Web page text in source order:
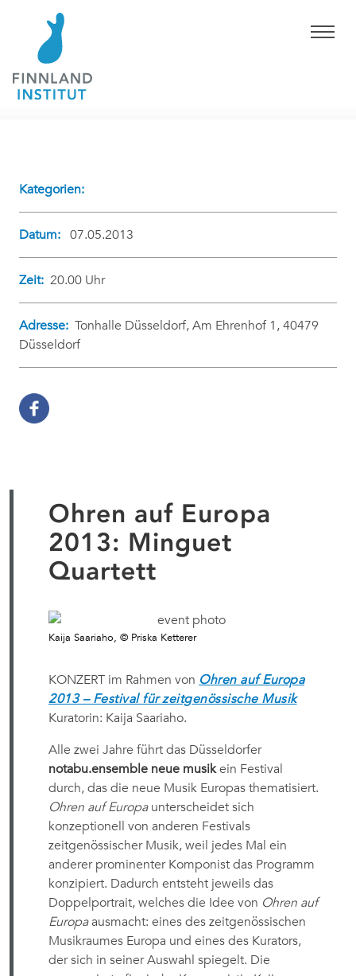
Kategorien:
Datum: 07.05.2013
Zeit: 20.00 Uhr
Adresse: Tonhalle Düsseldorf, Am Ehrenhof 1, 40479
Düsseldorf
Ohren auf Europa
2013: Minguet
Quartett
Kaija Saariaho, © Priska Ketterer
KONZERT im Rahmen von Ohren auf Europa
2013 – Festival für zeitgenössische Musik
Kuratorin: Kaija Saariaho.
Alle zwei Jahre führt das Düsseldorfer
notabu.ensemble neue musikein Festival
durch, das die neue Musik Europas thematisiert.
Ohren auf Europaunterscheidet sich
konzeptionell von anderen Festivals
zeitgenössischer Musik, weil jedes Mal ein
anderer prominenter Komponist das Programm
konzipiert. Dadurch entsteht jeweils das
Doppelportrait, welches die Idee von Ohren auf
Europaausmacht: eines des zeitgenössischen
Musikraumes Europa und eines des Kurators,
der sich in seiner Auswahl spiegelt. Die